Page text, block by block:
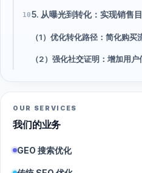
105. 从曝光到转化：实现销售
（1）优化转化路径：简化购买
（2）强化社交证明：增加用户
OUR SERVICES
我们的业务
GEO 搜索优化